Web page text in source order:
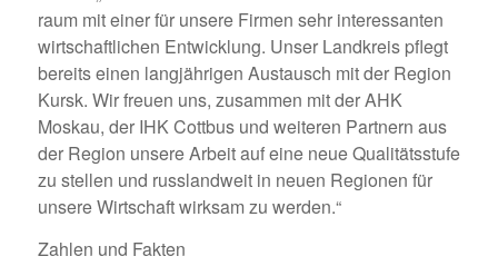
raum mit einer für unsere Firmen sehr interessanten
wirtschaftlichen Entwicklung. Unser Landkreis pflegt
bereits einen langjährigen Austausch mit der Region
Kursk. Wir freuen uns, zusammen mit der AHK
Moskau, der IHK Cottbus und weiteren Partnern aus
der Region unsere Arbeit auf eine neue Qualitätsstufe
zu stellen und russlandweit in neuen Regionen für
unsere Wirtschaft wirksam zu werden.“
Zahlen und Fakten